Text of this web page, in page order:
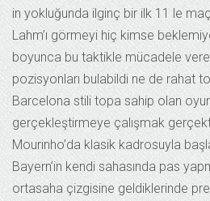
in yokluğunda ilginç bir ilk 11 le
Lahm’ı görmeyi hiç kimse
boyunca bu taktikle mücadele
pozisyonları bulabildi ne de rahat
Barcelona stili topa sahip olan
gerçekleştirmeye çalışmak
Mourinho’da klasik kadrosuyla
Bayern’in kendi sahasında pas
ortasaha çizgisine geldiklerinde